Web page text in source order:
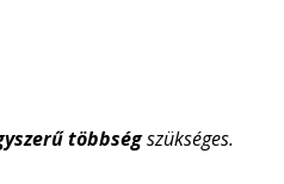
többségszükséges.